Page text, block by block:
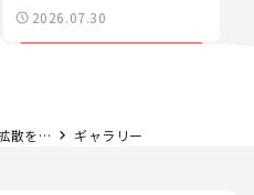
2026.07.30
粉が本格化 ギャラリー